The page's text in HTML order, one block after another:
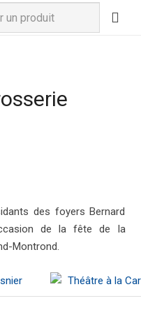
des foyers Bernard
de la fête de la
Montrond.